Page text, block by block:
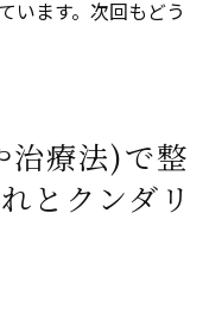
います。次回もどう
治療法)で整
とクンダリ